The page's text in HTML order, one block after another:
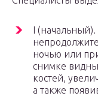
І
ночью или
снимке
костей,
а также